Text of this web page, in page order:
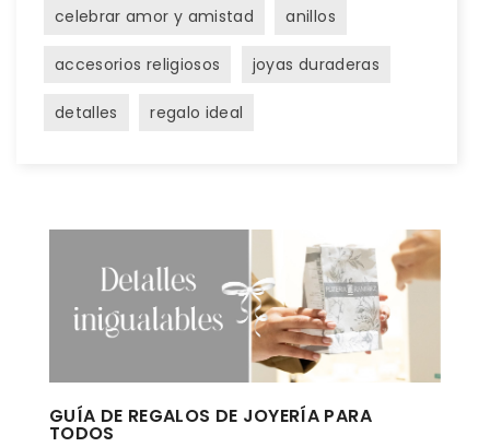
celebrar amor y amistad anillos
accesorios religiosos joyas duraderas
detalles regalo ideal
GUÍA DE REGALOS DE JOYERÍA PARA
TODOS